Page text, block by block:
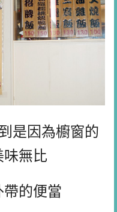
是因為櫥窗的
味無比
帶的便當